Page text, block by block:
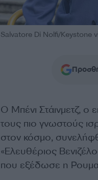
Salvatore Di Nolfi/Keystone
Ο Μπένι Στάινμετζ, ο
τους πιο γνωστούς
στον κόσμο,
«Ελευθέριος
που εξέδωσε η